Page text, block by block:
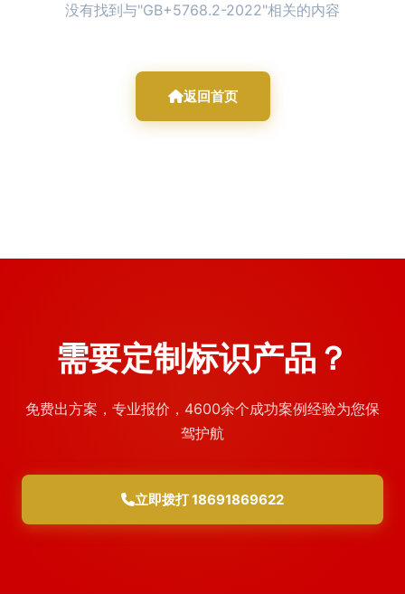
没有找到与"GB+5768.2-2022"相关的内容
返回首页
需要定制标识产品？
免费出方案，专业报价，4600余个成功案例经验为您保
驾护航
立即拨打 18691869622